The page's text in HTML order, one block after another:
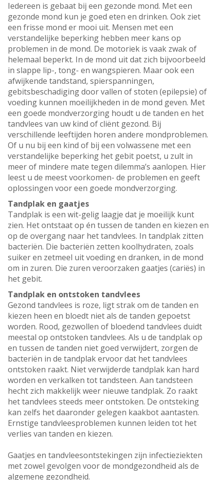
Iedereen is gebaat bij een gezonde mond. Met een
gezonde mond kun je goed eten en drinken. Ook ziet
een frisse mond er mooi uit. Mensen met een
verstandelijke beperking hebben meer kans op
problemen in de mond. De motoriek is vaak zwak of
helemaal beperkt. In de mond uit dat zich bijvoorbeeld
in slappe lip-, tong- en wangspieren. Maar ook een
afwijkende tandstand, spierspanningen,
gebitsbeschadiging door vallen of stoten (epilepsie) of
voeding kunnen moeilijkheden in de mond geven. Met
een goede mondverzorging houdt u de tanden en het
tandvlees van uw kind of cliënt gezond. Bij
verschillende leeftijden horen andere mondproblemen.
Of u nu bij een kind of bij een volwassene met een
verstandelijke beperking het gebit poetst, u zult in
meer of mindere mate tegen dilemma’s aanlopen. Hier
leest u de meest voorkomen- de problemen en geeft
oplossingen voor een goede mondverzorging.
Tandplak en gaatjes
Tandplak is een wit-gelig laagje dat je moeilijk kunt
zien. Het ontstaat op én tussen de tanden en kiezen en
op de overgang naar het tandvlees. In tandplak zitten
bacteriën. Die bacteriën zetten koolhydraten, zoals
suiker en zetmeel uit voeding en dranken, in de mond
om in zuren. Die zuren veroorzaken gaatjes (cariës) in
het gebit.
Tandplak en ontstoken tandvlees
Gezond tandvlees is roze, ligt strak om de tanden en
kiezen heen en bloedt niet als de tanden gepoetst
worden. Rood, gezwollen of bloedend tandvlees duidt
meestal op ontstoken tandvlees. Als u de tandplak op
en tussen de tanden niet goed verwijdert, zorgen de
bacteriën in de tandplak ervoor dat het tandvlees
ontstoken raakt. Niet verwijderde tandplak kan hard
worden en verkalken tot tandsteen. Aan tandsteen
hecht zich makkelijk weer nieuwe tandplak. Zo raakt
het tandvlees steeds meer ontstoken. De ontsteking
kan zelfs het daaronder gelegen kaakbot aantasten.
Ernstige tandvleesproblemen kunnen leiden tot het
verlies van tanden en kiezen.
Gaatjes en tandvleesontstekingen zijn infectieziekten
met zowel gevolgen voor de mondgezondheid als de
algemene gezondheid.